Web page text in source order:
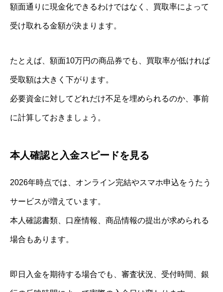
額面通りに現金化できるわけではなく、買取率によって
受け取れる金額が決まります。
たとえば、額面10万円の商品券でも、買取率が低ければ
受取額は大きく下がります。
必要資金に対してどれだけ不足を埋められるのか、事前
に計算しておきましょう。
本人確認と入金スピードを見る
2026年時点では、オンライン完結やスマホ申込をうたう
サービスが増えています。
本人確認書類、口座情報、商品情報の提出が求められる
場合もあります。
即日入金を期待する場合でも、審査状況、受付時間、銀